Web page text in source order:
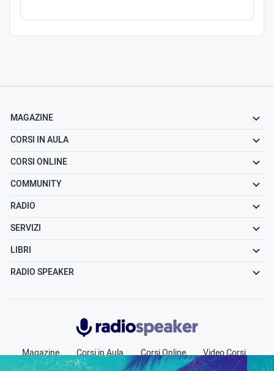
MAGAZINE
CORSI IN AULA
CORSI ONLINE
COMMUNITY
RADIO
SERVIZI
LIBRI
RADIO SPEAKER
Radiospeaker.it
Magazine Corsi in Aula Corsi Online
Video Corsi